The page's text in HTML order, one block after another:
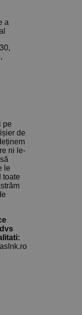
a
pe
de
ni le-
le
toate